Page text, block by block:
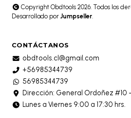
Copyright Obdtools 2026. Todos los
Desarrollado por Jumpseller.
CONTÁCTANOS
obdtools.cl@gmail.com
+56985344739
56985344739
Dirección: General Ordoñez #10 -
Lunes a Viernes 9:00 a 17:30 hrs.